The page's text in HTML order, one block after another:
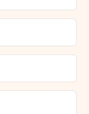
entrega y
Una vez
una
de entrega. Una vez
de